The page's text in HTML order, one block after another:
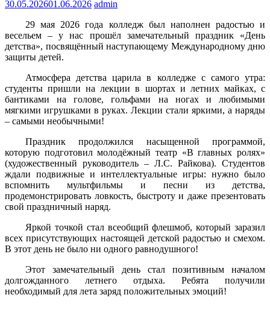
30.05.202601.06.2026 admin
29 мая 2026 года колледж был наполнен радостью и
весельем – у нас прошёл замечательный праздник «День
детства», посвящённый наступающему Международному дню
защиты детей.
Атмосфера детства царила в колледже с самого утра:
студенты пришли на лекции в шортах и летних майках, с
бантиками на голове, гольфами на ногах и любимыми
мягкими игрушками в руках. Лекции стали яркими, а наряды
– самыми необычными!
Праздник продолжился насыщенной программой,
которую подготовил молодёжный театр «В главных ролях»
(художественный руководитель – Л.С. Райкова). Студентов
ждали подвижные и интеллектуальные игры: нужно было
вспомнить мультфильмы и песни из детства,
продемонстрировать ловкость, быстроту и даже презентовать
свой праздничный наряд.
Яркой точкой стал всеобщий флешмоб, который заразил
всех присутствующих настоящей детской радостью и смехом.
В этот день не было ни одного равнодушного!
Этот замечательный день стал позитивным началом
долгожданного летнего отдыха. Ребята получили
необходимый для лета заряд положительных эмоций!